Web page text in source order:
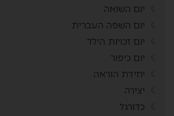
יום השואה
יום השפה העברית
יום זכויות הילד
יום כיפור
יחידת הוראה
יצירה
כדורגל